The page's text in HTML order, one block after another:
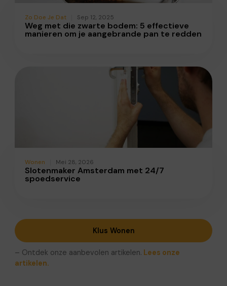
Zo Doe Je Dat Sep 12, 2025
Weg met die zwarte bodem: 5 effectieve
manieren om je aangebrande pan te redden
Wonen Mei 28, 2026
Slotenmaker Amsterdam met 24/7
spoedservice
Klus Wonen
– Ontdek onze aanbevolen artikelen. Lees onze
artikelen.